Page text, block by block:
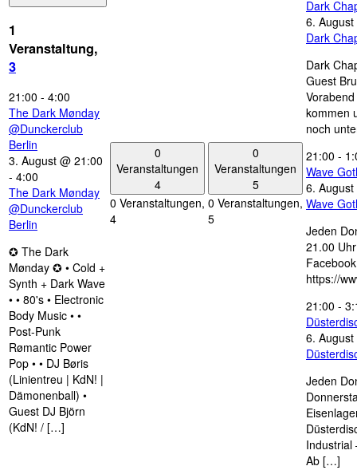
1
Veranstaltung,
3
21:00 - 4:00
The Dark Mønday
@Dunckerclub
Berlin
3. August @ 21:00
- 4:00
The Dark Mønday
@Dunckerclub
Berlin
✪ The Dark
Mønday ✪ • Cold +
Synth + Dark Wave
• • 80's • Electronic
Body Music • •
Post-Punk
Rømantic Power
Pop • • DJ Børis
(Linientreu | KdN! |
Dämonenball) •
Guest DJ Björn
(KdN! / […]
0
Veranstaltungen
4
0 Veranstaltungen,
4
0
Veranstaltungen
5
0 Veranstaltungen,
5
Dark
6.
Dark
Dark
Guest
kommen
noch
21:00 -
Wave
6.
Wave
Jeden
21.00
https://
21:00 -
6.
Jeden
Industrial
Ab […]